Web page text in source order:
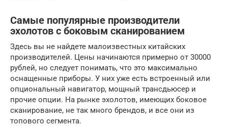
Самые популярные производители
эхолотов с боковым сканированием
Здесь вы не найдете малоизвестных китайских
производителей. Цены начинаются примерно от 30000
рублей, но следует понимать, что это максимально
оснащенные приборы. У них уже есть встроенный или
опциональный навигатор, мощный трансдьюсер и
прочие опции. На рынке эхолотов, имеющих боковое
сканирование, не так много брендов, и все они из
топового сегмента.